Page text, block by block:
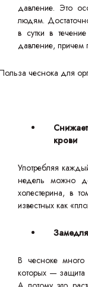
давление. Это
людям.
в сутки в
давление, причем
крови
Употребляя
недель можно
холестерина, в
известных как
В чесноке много
которых — защита